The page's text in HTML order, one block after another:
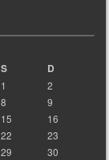
S D
1
2
8
9
15
16
22
23
29
30